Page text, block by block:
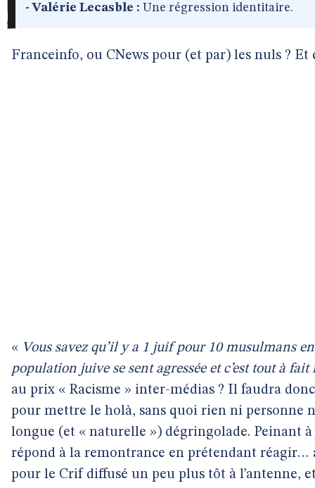
- Valérie Lecasble : Une régression identitaire.
Franceinfo, ou CNews pour (et par) les nuls ? Et
« Vous savez qu’il y a 1 juif pour 10 musulmans
population juive se sent agressée et c’est tout à
au prix « Racisme » inter-médias ? Il faudra
pour mettre le holà, sans quoi rien ni personne
longue (et « naturelle ») dégringolade. Peinant
répond à la remontrance en prétendant réagir…
pour le Crif diffusé un peu plus tôt à l’antenne,